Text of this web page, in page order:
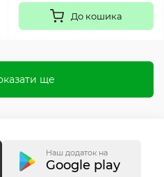
До кошика
ще
Наш додаток на
Google play